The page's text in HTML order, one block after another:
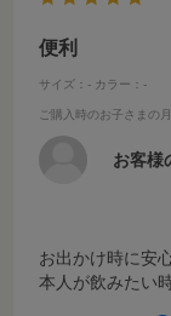
便利
サイズ：- カラー：-
ご購入時のお子さまの
お客様
お出かけ時に安
本人が飲みたい